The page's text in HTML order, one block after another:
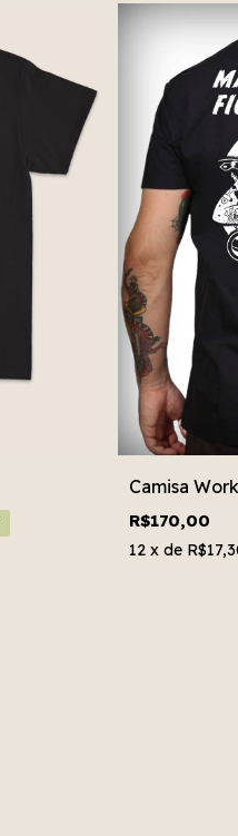
Camisa
R$170,00
12 x de